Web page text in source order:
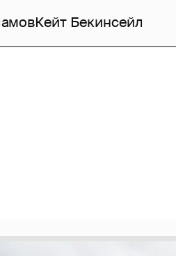
Кейт Бекинсейл